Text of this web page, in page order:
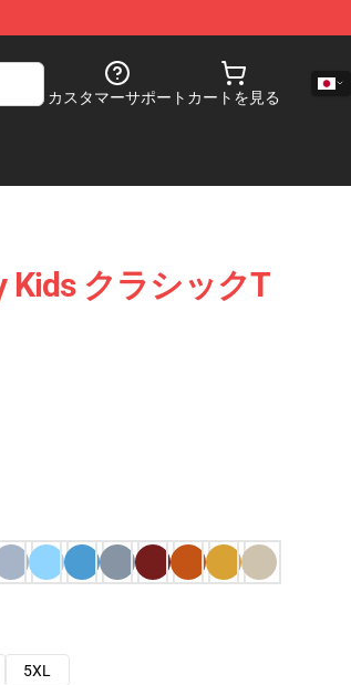
カスタマーサポート カートを見る
Kids クラシックT
5XL